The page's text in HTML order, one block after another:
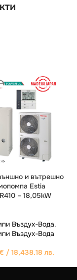
Hi-
R32 –
от./охл. 230V
Въздух-Вода